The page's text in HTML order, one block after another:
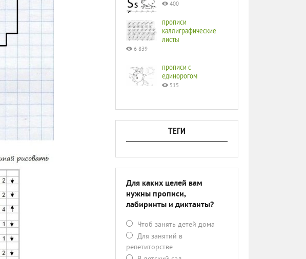
400
прописи
каллиграфические
листы
6 839
прописи с
единорогом
515
ТЕГИ
Для каких целей вам
нужны прописи,
лабиринты и диктанты?
Чтоб занять детей дома
Для занятий в
репетиторстве